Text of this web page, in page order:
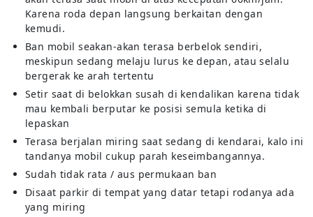
Karena roda depan langsung berkaitan dengan
kemudi.
Ban mobil seakan-akan terasa berbelok sendiri,
meskipun sedang melaju lurus ke depan, atau selalu
bergerak ke arah tertentu
Setir saat di belokkan susah di kendalikan karena tidak
mau kembali berputar ke posisi semula ketika di
lepaskan
Terasa berjalan miring saat sedang di kendarai, kalo ini
tandanya mobil cukup parah keseimbangannya.
Sudah tidak rata / aus permukaan ban
Disaat parkir di tempat yang datar tetapi rodanya ada
yang miring